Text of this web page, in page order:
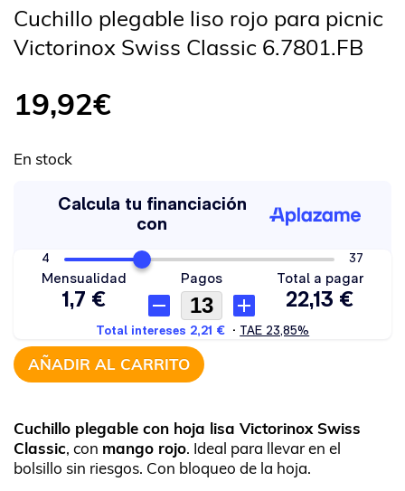
Cuchillo plegable liso rojo para picnic
Victorinox Swiss Classic 6.7801.FB
19,92€
En stock
AÑADIR AL CARRITO
Cuchillo plegable con hoja lisa Victorinox Swiss
Classic, con mango rojo. Ideal para llevar en el
bolsillo sin riesgos. Con bloqueo de la hoja.